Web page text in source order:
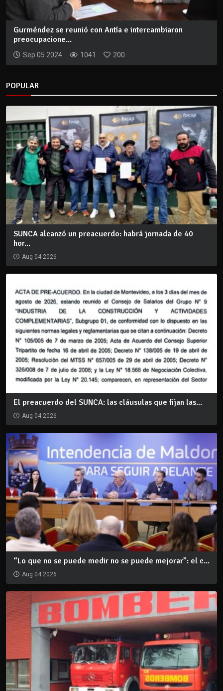
Gurméndez se reunió con Antía e intercambiaron
preocupacione...
Sep 05 2024 1041 200
POPULAR
SUNCA alcanzó un preacuerdo: habrá jornada de 40
hor...
Aug 04 2026
El preacuerdo del SUNCA: las cláusulas que fijan las...
Aug 04 2026
“Lo que no se puede medir no se puede mejorar”: el c...
Aug 04 2026